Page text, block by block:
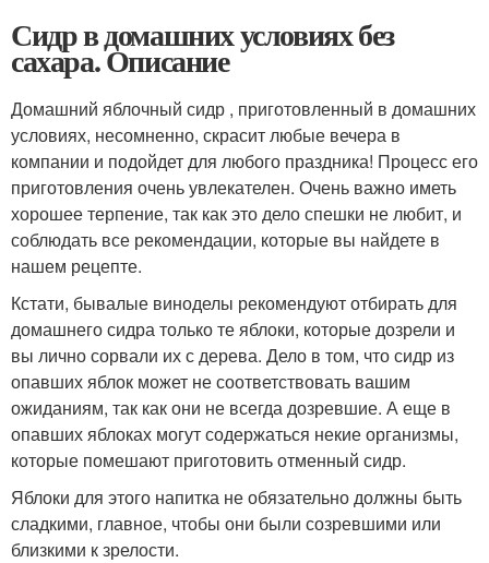
Сидр в домашних условиях без
сахара. Описание
Домашний яблочный сидр , приготовленный в домашних
условиях, несомненно, скрасит любые вечера в
компании и подойдет для любого праздника! Процесс его
приготовления очень увлекателен. Очень важно иметь
хорошее терпение, так как это дело спешки не любит, и
соблюдать все рекомендации, которые вы найдете в
нашем рецепте.
Кстати, бывалые виноделы рекомендуют отбирать для
домашнего сидра только те яблоки, которые дозрели и
вы лично сорвали их с дерева. Дело в том, что сидр из
опавших яблок может не соответствовать вашим
ожиданиям, так как они не всегда дозревшие. А еще в
опавших яблоках могут содержаться некие организмы,
которые помешают приготовить отменный сидр.
Яблоки для этого напитка не обязательно должны быть
сладкими, главное, чтобы они были созревшими или
близкими к зрелости.